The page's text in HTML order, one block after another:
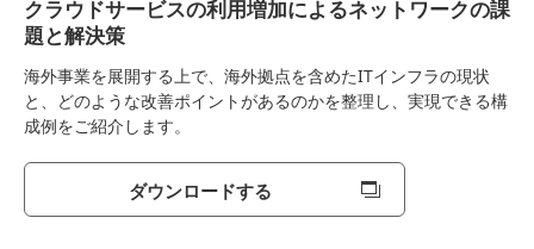
クラウドサービスの利用増加によるネットワークの課
題と解決策
海外事業を展開する上で、海外拠点を含めたITインフラの現状
と、どのような改善ポイントがあるのかを整理し、実現できる構
成例をご紹介します。
ダウンロードする